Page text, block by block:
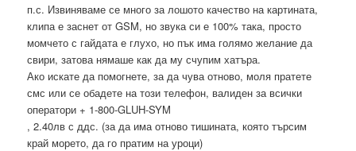
п.с. Извиняваме се много за лошото качество на картината,
клипа е заснет от GSM, но звука си е 100% така, просто
момчето с гайдата е глухо, но пък има голямо желание да
свири, затова нямаше как да му счупим хатъра.
Ако искате да помогнете, за да чува отново, моля пратете
смс или се обадете на този телефон, валиден за всички
оператори + 1-800-GLUH-SYM
, 2.40лв с ддс. (за да има отново тишината, която търсим
край морето, да го пратим на уроци)